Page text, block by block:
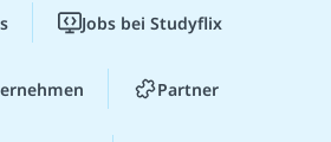
Jobs bei Studyflix
Partner